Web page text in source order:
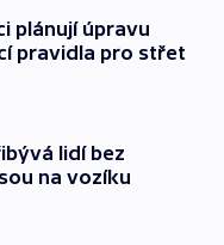
plánují úpravu
pravidla pro střet
lidí bez
na vozíku